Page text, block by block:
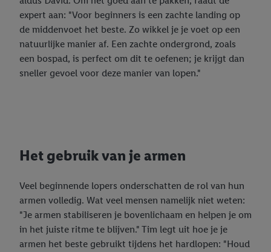
expert aan: "Voor beginners is een zachte landing op
de middenvoet het beste. Zo wikkel je je voet op een
natuurlijke manier af. Een zachte ondergrond, zoals
een bospad, is perfect om dit te oefenen; je krijgt dan
sneller gevoel voor deze manier van lopen."
Het gebruik van je armen
Veel beginnende lopers onderschatten de rol van hun
armen volledig. Wat veel mensen namelijk niet weten:
"Je armen stabiliseren je bovenlichaam en helpen je om
in het juiste ritme te blijven." Tim legt uit hoe je je
armen het beste gebruikt tijdens het hardlopen: "Houd